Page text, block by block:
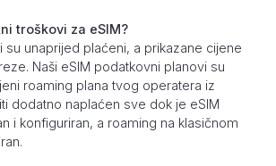
troškovi za eSIM?
su unaprijed plaćeni, a prikazane cijene
Naši eSIM podatkovni planovi su
roaming plana tvog operatera iz
dodatno naplaćen sve dok je eSIM
i konfiguriran, a roaming na klasičnom